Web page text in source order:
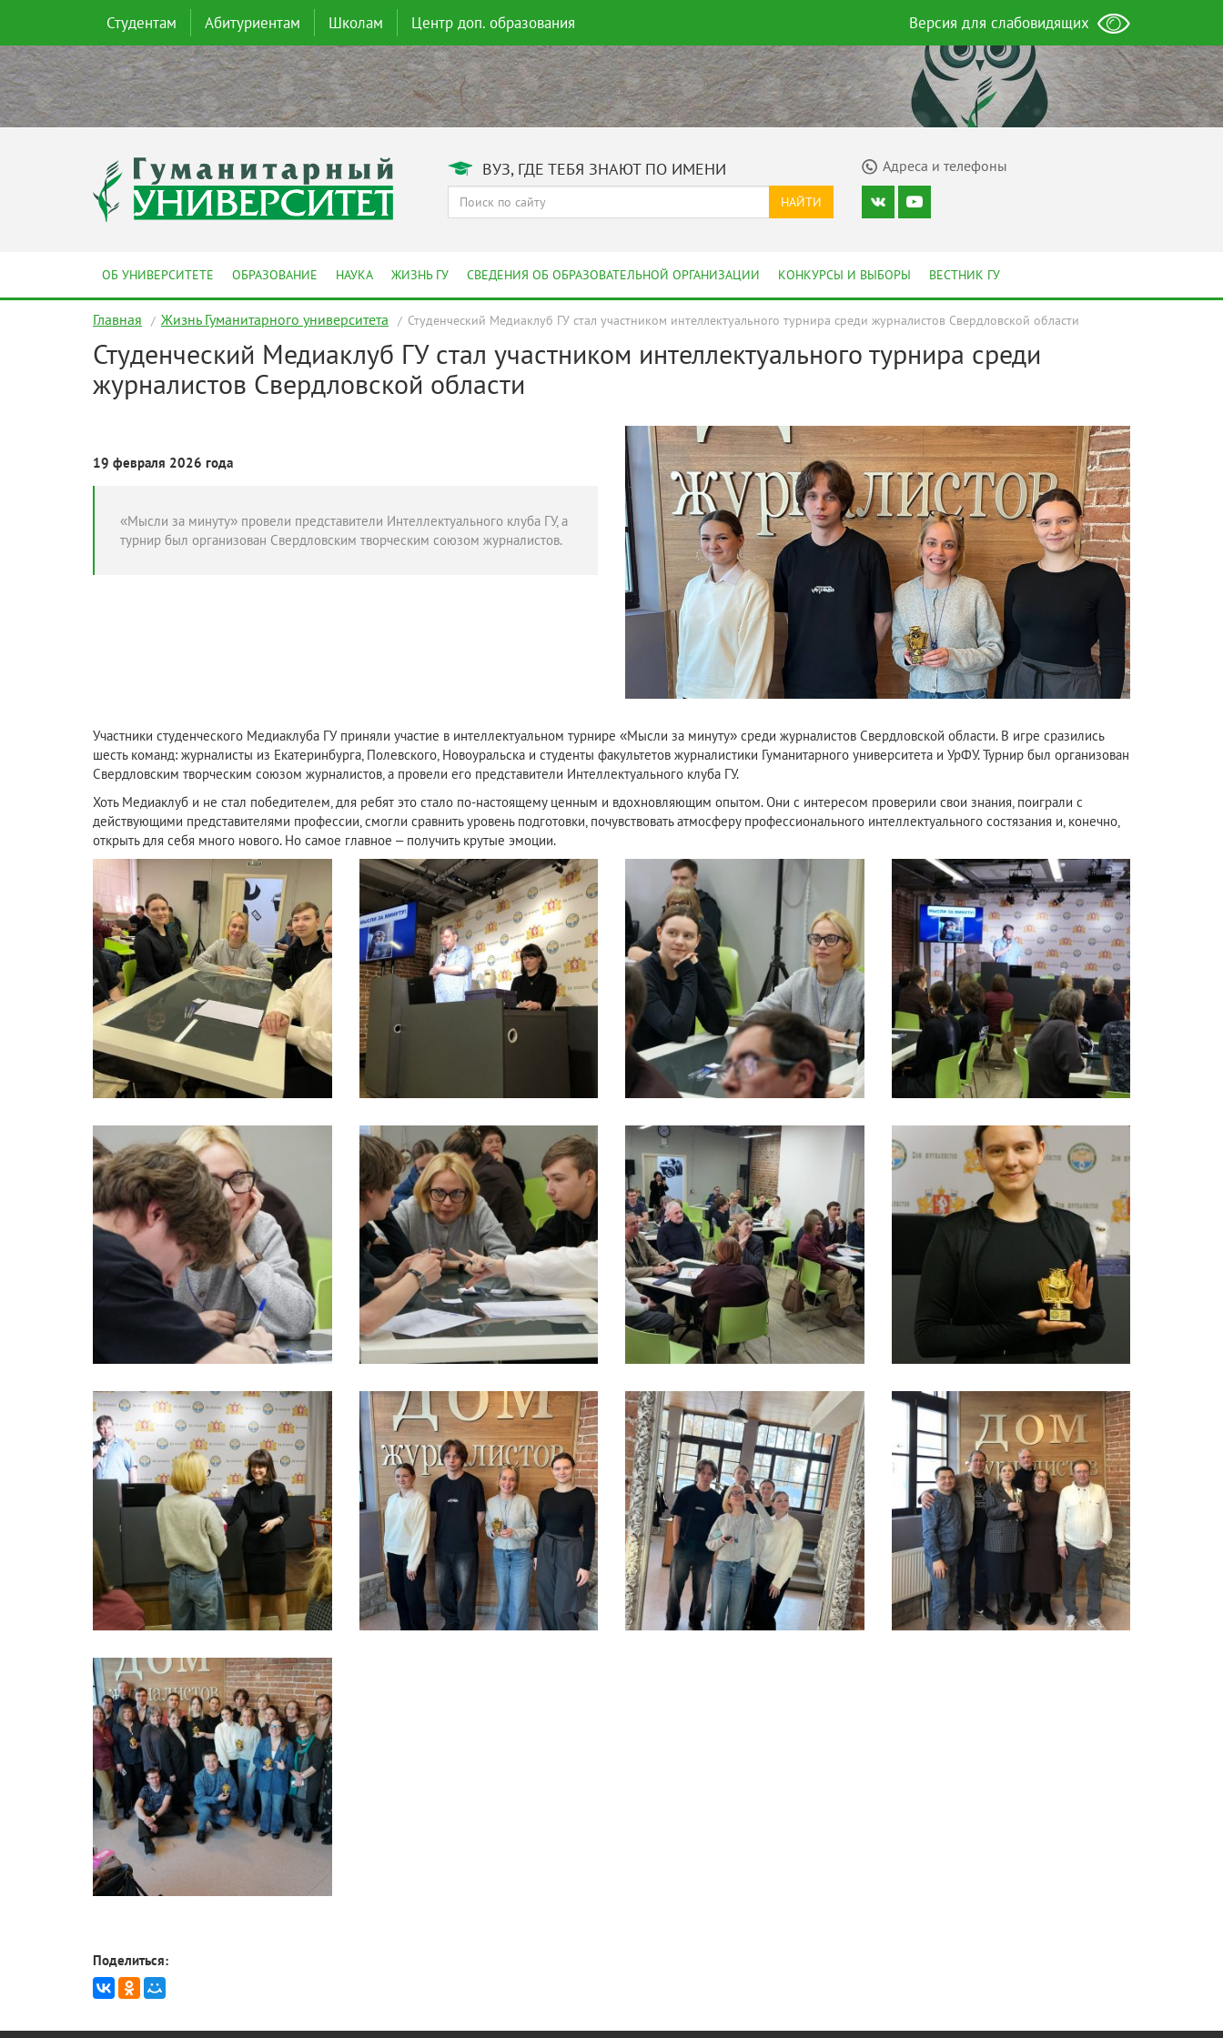
Студентам Абитуриентам Школам Центр доп. образования Версия для слабовидящих
ВУЗ, ГДЕ ТЕБЯ ЗНАЮТ ПО ИМЕНИ Адреса и телефоны
НАЙТИ
ОБ УНИВЕРСИТЕТЕ ОБРАЗОВАНИЕ НАУКА ЖИЗНЬ ГУ СВЕДЕНИЯ ОБ ОБРАЗОВАТЕЛЬНОЙ ОРГАНИЗАЦИИ КОНКУРСЫ И ВЫБОРЫ ВЕСТНИК ГУ
Главная Жизнь Гуманитарного университета Студенческий Медиаклуб ГУ стал участником интеллектуального турнира среди журналистов Свердловской области
Студенческий Медиаклуб ГУ стал участником интеллектуального турнира среди
журналистов Свердловской области
19 февраля 2026 года
«Мысли за минуту» провели представители Интеллектуального клуба ГУ, а
турнир был организован Свердловским творческим союзом журналистов.
Участники студенческого Медиаклуба ГУ приняли участие в интеллектуальном турнире «Мысли за минуту» среди журналистов Свердловской области. В игре сразились
шесть команд: журналисты из Екатеринбурга, Полевского, Новоуральска и студенты факультетов журналистики Гуманитарного университета и УрФУ. Турнир был организован
Свердловским творческим союзом журналистов, а провели его представители Интеллектуального клуба ГУ.
Хоть Медиаклуб и не стал победителем, для ребят это стало по-настоящему ценным и вдохновляющим опытом. Они с интересом проверили свои знания, поиграли с
действующими представителями профессии, смогли сравнить уровень подготовки, почувствовать атмосферу профессионального интеллектуального состязания и, конечно,
открыть для себя много нового. Но самое главное – получить крутые эмоции.
Поделиться: